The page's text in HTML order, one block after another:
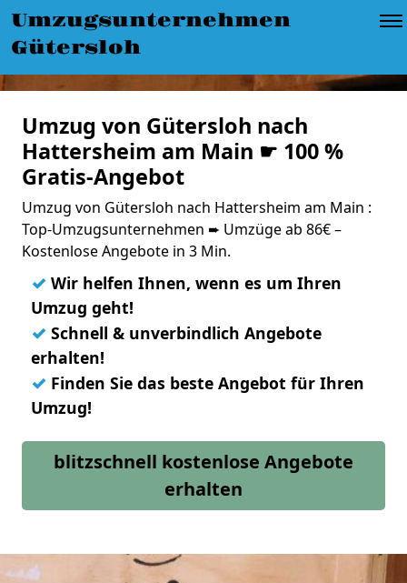
Umzugsunternehmen
Gütersloh
Umzug von Gütersloh nach
Hattersheim am Main ☛ 100 %
Gratis-Angebot
Umzug von Gütersloh nach Hattersheim am Main :
Top-Umzugsunternehmen ➨ Umzüge ab 86€ –
Kostenlose Angebote in 3 Min.
✓ Wir helfen Ihnen, wenn es um Ihren
Umzug geht!
✓ Schnell & unverbindlich Angebote
erhalten!
✓ Finden Sie das beste Angebot für Ihren
Umzug!
blitzschnell kostenlose Angebote
erhalten